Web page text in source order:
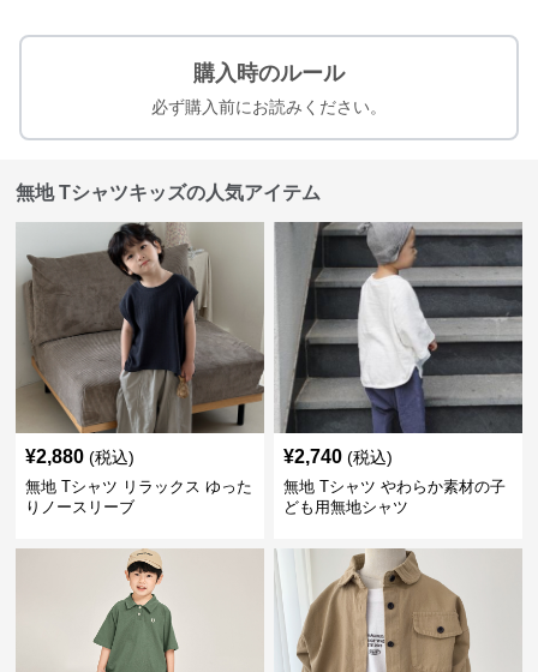
購入時のルール
必ず購入前にお読みください。
無地 Tシャツキッズの人気アイテム
¥2,880 (税込)
無地 Tシャツ リラックス ゆった
りノースリーブ
¥2,740 (税込)
無地 Tシャツ やわらか素材の子
ども用無地シャツ